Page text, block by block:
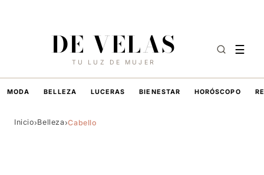
DE VELAS
TU LUZ DE MUJER
☰
MODA BELLEZA LUCERAS BIENESTAR HORÓSCOPO
Inicio›Belleza›Cabello